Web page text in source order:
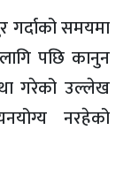
समयमा
पछि कानुन
गरेको उल्लेख
नरहेको